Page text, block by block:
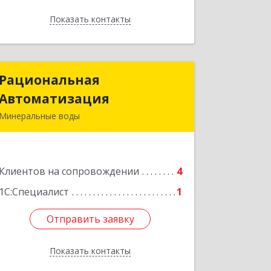
Показать контакты
Назад
Рациональная
Минеральные воды
Клиентов на сопровождении
4
1С:Специалист
1
Отправить заявку
Показать контакты
Рациональная
Автоматизация
домовладение № 9, корпус 1
Отправить заявку
Назад